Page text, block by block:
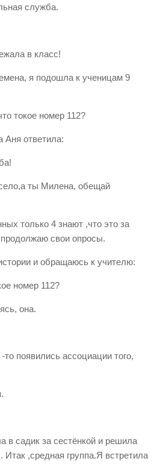
служба.
в класс!
я подошла к ученицам 9
токое номер 112?
Аня ответила:
ты Милена, обещай
только 4 знают ,что это за
свои опросы.
и обращаюсь к учителю:
номер 112?
она.
появились ассоциации того,
в садик за сестёнкой и решила
Итак ,средная группа.Я встретила